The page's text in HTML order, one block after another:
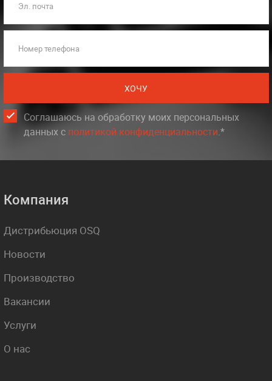
Эл. почта
Номер телефона
ХОЧУ
Соглашаюсь на обработку моих персональных
данных c политикой конфиденциальности.*
Компания
Дистрибьюция OSQ
Новости
Производство
Вакансии
Услуги
О нас